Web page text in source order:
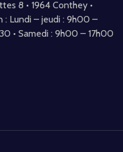
–
• Samedi : 9h00 – 17h00